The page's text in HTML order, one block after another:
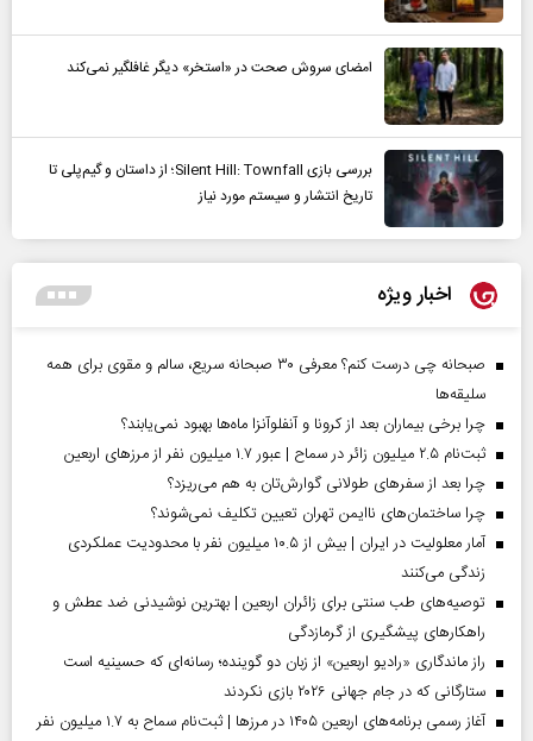
امضای سروش صحت در «استخر» دیگر غافلگیر نمی‌کند
بررسی بازی Silent Hill: Townfall؛ از داستان و گیم‌پلی تا
تاریخ انتشار و سیستم مورد نیاز
اخبار ویژه
صبحانه چی درست کنم؟ معرفی ۳۰ صبحانه سریع، سالم و مقوی برای همه
سلیقه‌ها
چرا برخی بیماران بعد از کرونا و آنفلوآنزا ماه‌ها بهبود نمی‌یابند؟
ثبت‌نام ۲.۵ میلیون زائر در سماح | عبور ۱.۷ میلیون نفر از مرز‌های اربعین
چرا بعد از سفرهای طولانی گوارش‌تان به هم می‌ریزد؟
چرا ساختمان‌های ناایمن تهران تعیین تکلیف نمی‌شوند؟
آمار معلولیت در ایران | بیش از ۱۰.۵ میلیون نفر با محدودیت عملکردی
زندگی می‌کنند
توصیه‌های طب سنتی برای زائران اربعین | بهترین نوشیدنی ضد عطش و
راهکارهای پیشگیری از گرمازدگی
راز ماندگاری «رادیو اربعین» از زبان دو گوینده؛ رسانه‌ای که حسینیه است
ستارگانی که در جام جهانی ۲۰۲۶ بازی نکردند
آغاز رسمی برنامه‌های اربعین ۱۴۰۵ در مرز‌ها | ثبت‌نام سماح به ۱.۷ میلیون نفر